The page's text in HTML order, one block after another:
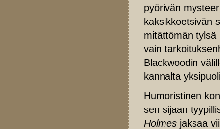
pyörivän
kaksikkoetsivän
mitättömän tylsä
vain
Blackwoodin
kannalta
Humoristinen
sen sijaan
Holmes jaksaa